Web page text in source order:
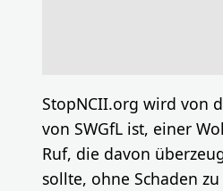
StopNCII.org wird von
von SWGfL ist, einer
Ruf, die davon
sollte, ohne Schaden